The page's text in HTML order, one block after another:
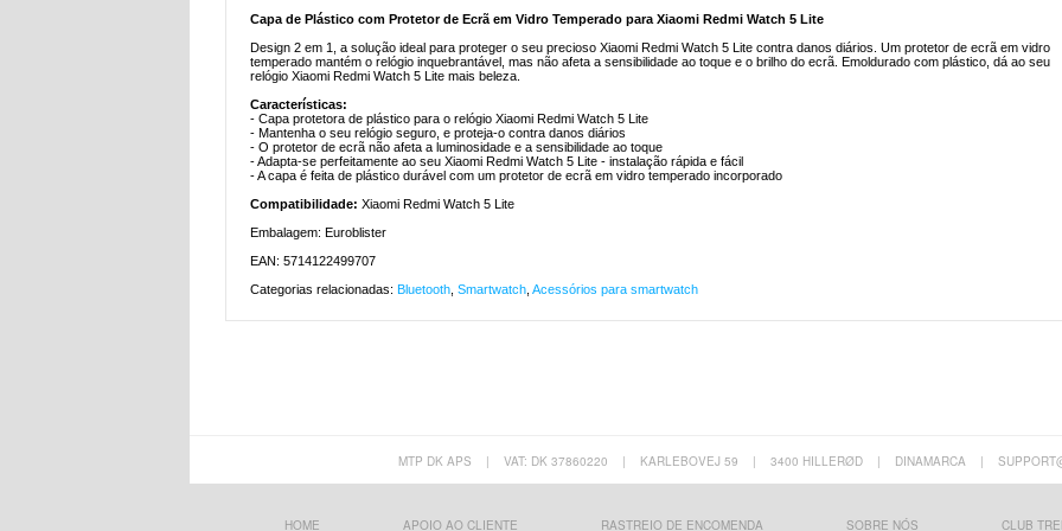
Capa de Plástico com Protetor de Ecrã em Vidro Temperado para Xiaomi Redmi Watch 5 Lite
Design 2 em 1, a solução ideal para proteger o seu precioso Xiaomi Redmi Watch 5 Lite contra danos diários. Um protetor de ecrã em vidro
temperado mantém o relógio inquebrantável, mas não afeta a sensibilidade ao toque e o brilho do ecrã. Emoldurado com plástico, dá ao seu
relógio Xiaomi Redmi Watch 5 Lite mais beleza.
Características:
- Capa protetora de plástico para o relógio Xiaomi Redmi Watch 5 Lite
- Mantenha o seu relógio seguro, e proteja-o contra danos diários
- O protetor de ecrã não afeta a luminosidade e a sensibilidade ao toque
- Adapta-se perfeitamente ao seu Xiaomi Redmi Watch 5 Lite - instalação rápida e fácil
- A capa é feita de plástico durável com um protetor de ecrã em vidro temperado incorporado
Compatibilidade: Xiaomi Redmi Watch 5 Lite
Embalagem: Euroblister
EAN: 5714122499707
Categorias relacionadas: Bluetooth Smartwatch Acessórios para smartwatch
MTP DK APS | VAT: DK 37860220 | KARLEBOVEJ 59 | 3400 HILLERØD | DINAMARCA |
HOME APOIO AO CLIENTE RASTREIO DE ENCOMENDA SOBRE NÓS CLUB